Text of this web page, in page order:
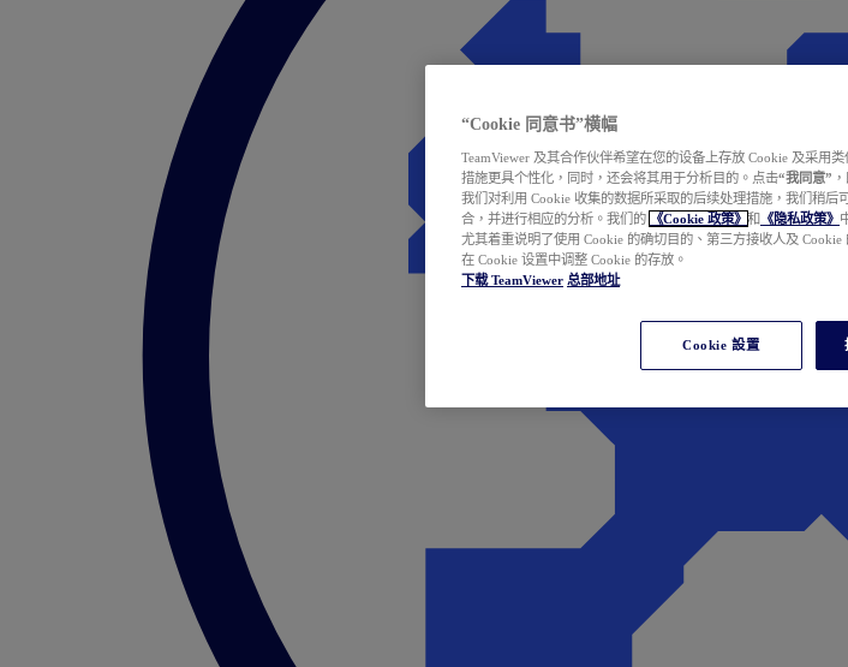
“Cookie 同意书”横幅
TeamViewer 及其合作伙伴希望在您的设备上存放 Cookie 及采用
措施更具个性化，同时，还会将其用于分析目的。点击“我同意”
我们对利用 Cookie 收集的数据所采取的后续处理措施，我们稍
合，并进行相应的分析。我们的
《Cookie 政策》 和 《隐私政策》
尤其着重说明了使用 Cookie 的确切目的、第三方接收人及
在 Cookie 设置中调整 Cookie 的存放。
下载 TeamViewer 总部地址
Cookie 設置